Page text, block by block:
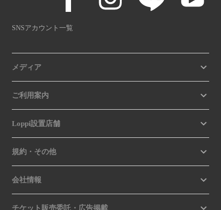
SNSアカウント一覧
メディア
ご利用案内
Loppi設置店舗
規約・その他
会社情報
チケット販売委託・広告掲載